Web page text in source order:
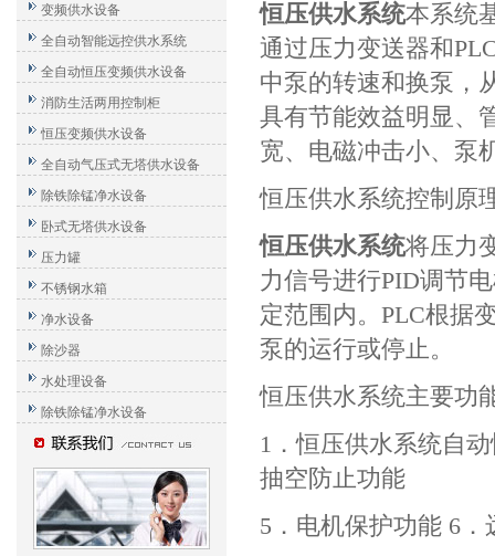
变频供水设备
全自动智能远控供水系统
全自动恒压变频供水设备
消防生活两用控制柜
恒压变频供水设备
全自动气压式无塔供水设备
除铁除锰净水设备
卧式无塔供水设备
压力罐
不锈钢水箱
净水设备
除沙器
水处理设备
除铁除锰净水设备
恒压供水系统本系统
通过压力变送器和
中泵的转速和换泵，
具有节能效益明显、
宽、电磁冲击小、泵
恒压供水系统控制原
恒压供水系统将压力
力信号进行PID调节
定范围内。PLC根据
泵的运行或停止。
恒压供水系统主要功
1．恒压供水系统自
抽空防止功能
5．电机保护功能 6